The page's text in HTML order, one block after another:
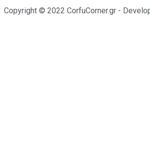
Copyright © 2022 CorfuCorner.gr -